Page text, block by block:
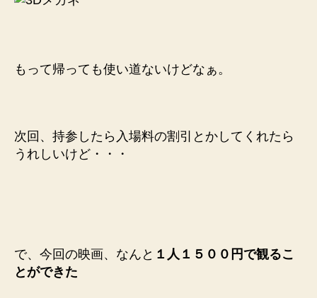
もって帰っても使い道ないけどなぁ。
次回、持参したら入場料の割引とかしてくれたら
うれしいけど・・・
で、今回の映画、なんと １人１５００円で観るこ
とができた